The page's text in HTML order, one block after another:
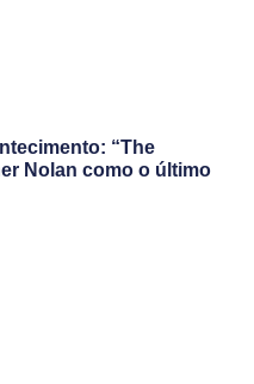
“The
Nolan como o último